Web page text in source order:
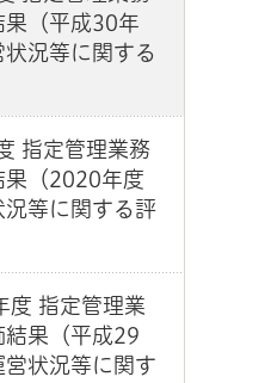
果（平成30年
状況等に関する
指定管理業務
果（2020年度
況等に関する評
度 指定管理業
結果（平成29
営状況等に関す